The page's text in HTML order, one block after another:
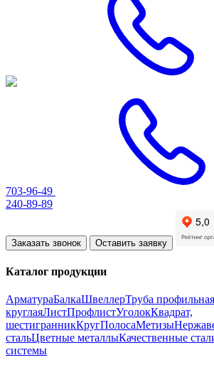
703-96-49
240-89-89
Заказать звонок Оставить заявку
Каталог продукции
АрматураБалкаШвеллерТруба профильная
круглаяЛистПрофлистУголокКвадрат,
шестигранникКругПолосаМетизы
стальЦветные металлыКачественные
системы